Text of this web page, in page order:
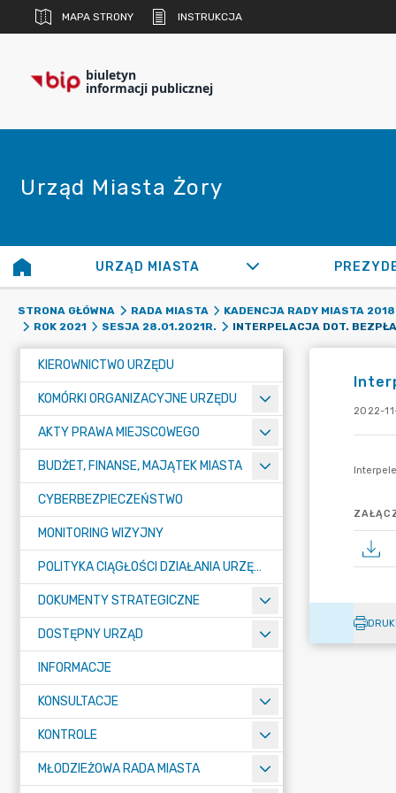
MAPA STRONY INSTRUKCJA
biuletyn
informacji publicznej
Urząd Miasta Żory
URZĄD MIASTA
STRONA GŁÓWNA RADA MIASTA
KADENCJA RADY MIASTA
ROK 2021
SESJA 28.01.2021R.
KIEROWNICTWO URZĘDU
KOMÓRKI ORGANIZACYJNE URZĘDU
AKTY PRAWA MIEJSCOWEGO
BUDŻET, FINANSE, MAJĄTEK MIASTA
CYBERBEZPIECZEŃSTWO
MONITORING WIZYJNY
POLITYKA CIĄGŁOŚCI DZIAŁANIA URZĘDU MIASTA ŻORY
DOKUMENTY STRATEGICZNE
DOSTĘPNY URZĄD
INFORMACJE
KONSULTACJE
KONTROLE
MŁODZIEŻOWA RADA MIASTA
2022-